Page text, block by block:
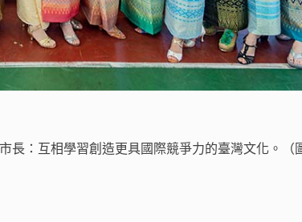
長：互相學習創造更具國際競爭力的臺灣文化。（